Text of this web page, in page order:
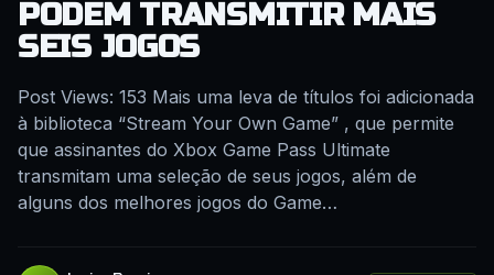
PODEM TRANSMITIR MAIS
SEIS JOGOS
Post Views: 153 Mais uma leva de títulos foi adicionada
à biblioteca “Stream Your Own Game” , que permite
que assinantes do Xbox Game Pass Ultimate
transmitam uma seleção de seus jogos, além de
alguns dos melhores jogos do Game…